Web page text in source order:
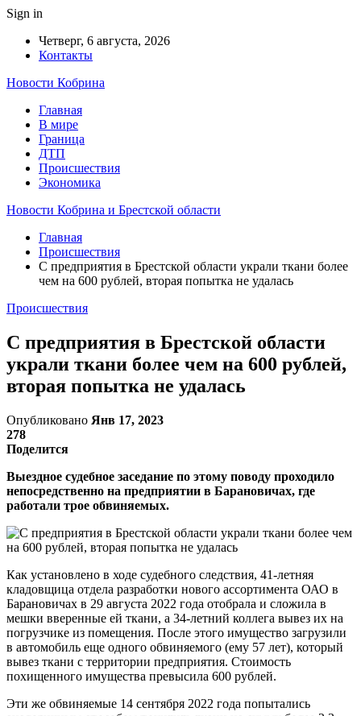
Sign in
Четверг, 6 августа, 2026
Контакты
Новости Кобрина
Главная
В мире
Граница
ДТП
Происшествия
Экономика
Новости Кобрина и Брестской области
Главная
Происшествия
С предприятия в Брестской области украли ткани более
чем на 600 рублей, вторая попытка не удалась
Происшествия
С предприятия в Брестской области
украли ткани более чем на 600 рублей,
вторая попытка не удалась
Опубликовано Янв 17, 2023
278
Поделится
Выездное судебное заседание по этому поводу проходило
непосредственно на предприятии в Барановичах, где
работали трое обвиняемых.
Как установлено в ходе судебного следствия, 41-летняя
кладовщица отдела разработки нового ассортимента ОАО в
Барановичах в 29 августа 2022 года отобрала и сложила в
мешки вверенные ей ткани, а 34-летний коллега вывез их на
погрузчике из помещения. После этого имущество загрузили
в автомобиль еще одного обвиняемого (ему 57 лет), который
вывез ткани с территории предприятия. Стоимость
похищенного имущества превысила 600 рублей.
Эти же обвиняемые 14 сентября 2022 года попытались